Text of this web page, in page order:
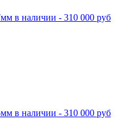
в наличии - 310 000 руб
в наличии - 310 000 руб